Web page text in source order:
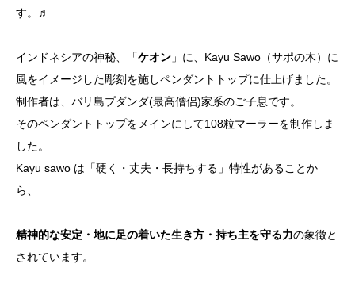
す。♬
インドネシアの神秘、「ケオン 」に、Kayu Sawo（サポの木）に
風をイメージした彫刻を施しペンダントトップに仕上げました。
制作者は、バリ島プダンダ(最高僧侶)家系のご子息です。
そのペンダントトップをメインにして108粒マーラーを制作しま
した。
Kayu sawo は「硬く・丈夫・長持ちする」特性があることか
ら、
精神的な安定・地に足の着いた生き方・持ち主を守る力の象徴と
されています。